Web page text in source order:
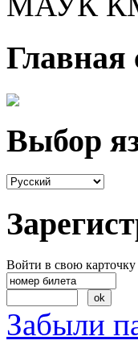
Главная
Выбор
Войти в свою карточку
Забыли